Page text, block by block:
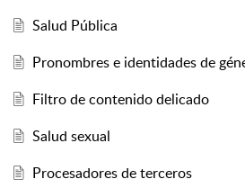
Salud Pública
Pronombres e identidades de
Filtro de contenido delicado
Salud sexual
Procesadores de terceros